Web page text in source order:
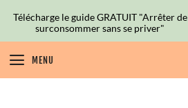
MENU
Télécharge le guide GRATUIT "Arrêter de
surconsommer sans se priver"